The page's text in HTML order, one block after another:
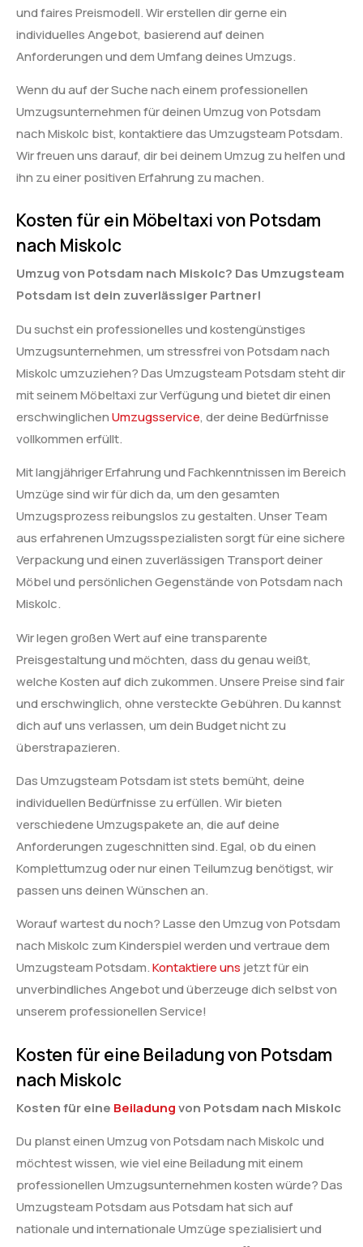
und faires Preismodell. Wir erstellen dir gerne ein
individuelles Angebot, basierend auf deinen
Anforderungen und dem Umfang deines Umzugs.
Wenn du auf der Suche nach einem professionellen
Umzugsunternehmen für deinen Umzug von Potsdam
nach Miskolc bist, kontaktiere das Umzugsteam Potsdam.
Wir freuen uns darauf, dir bei deinem Umzug zu helfen und
ihn zu einer positiven Erfahrung zu machen.
Kosten für ein Möbeltaxi von Potsdam
nach Miskolc
Umzug von Potsdam nach Miskolc? Das Umzugsteam
Potsdam ist dein zuverlässiger Partner!
Du suchst ein professionelles und kostengünstiges
Umzugsunternehmen, um stressfrei von Potsdam nach
Miskolc umzuziehen? Das Umzugsteam Potsdam steht dir
mit seinem Möbeltaxi zur Verfügung und bietet dir einen
erschwinglichenUmzugsservice, der deine Bedürfnisse
vollkommen erfüllt.
Mit langjähriger Erfahrung und Fachkenntnissen im Bereich
Umzüge sind wir für dich da, um den gesamten
Umzugsprozess reibungslos zu gestalten. Unser Team
aus erfahrenen Umzugsspezialisten sorgt für eine sichere
Verpackung und einen zuverlässigen Transport deiner
Möbel und persönlichen Gegenstände von Potsdam nach
Miskolc.
Wir legen großen Wert auf eine transparente
Preisgestaltung und möchten, dass du genau weißt,
welche Kosten auf dich zukommen. Unsere Preise sind fair
und erschwinglich, ohne versteckte Gebühren. Du kannst
dich auf uns verlassen, um dein Budget nicht zu
überstrapazieren.
Das Umzugsteam Potsdam ist stets bemüht, deine
individuellen Bedürfnisse zu erfüllen. Wir bieten
verschiedene Umzugspakete an, die auf deine
Anforderungen zugeschnitten sind. Egal, ob du einen
Komplettumzug oder nur einen Teilumzug benötigst, wir
passen uns deinen Wünschen an.
Worauf wartest du noch? Lasse den Umzug von Potsdam
nach Miskolc zum Kinderspiel werden und vertraue dem
Umzugsteam Potsdam.Kontaktiere uns jetzt für ein
unverbindliches Angebot und überzeuge dich selbst von
unserem professionellen Service!
Kosten für eine Beiladung von Potsdam
nach Miskolc
Kosten für eine Beiladungvon Potsdam nach Miskolc
Du planst einen Umzug von Potsdam nach Miskolc und
möchtest wissen, wie viel eine Beiladung mit einem
professionellen Umzugsunternehmen kosten würde? Das
Umzugsteam Potsdam aus Potsdam hat sich auf
nationale und internationale Umzüge spezialisiert und